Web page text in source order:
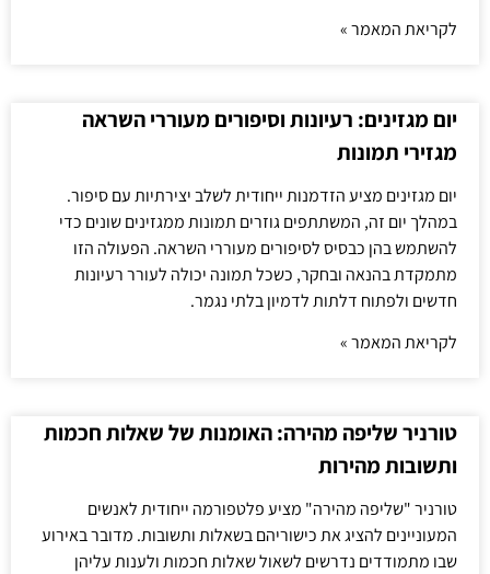
לקריאת המאמר »
יום מגזינים: רעיונות וסיפורים מעוררי השראה
מגזירי תמונות
יום מגזינים מציע הזדמנות ייחודית לשלב יצירתיות עם סיפור.
במהלך יום זה, המשתתפים גוזרים תמונות ממגזינים שונים כדי
להשתמש בהן כבסיס לסיפורים מעוררי השראה. הפעולה הזו
מתמקדת בהנאה ובחקר, כשכל תמונה יכולה לעורר רעיונות
חדשים ולפתוח דלתות לדמיון בלתי נגמר.
לקריאת המאמר »
טורניר שליפה מהירה: האומנות של שאלות חכמות
ותשובות מהירות
טורניר "שליפה מהירה" מציע פלטפורמה ייחודית לאנשים
המעוניינים להציג את כישוריהם בשאלות ותשובות. מדובר באירוע
שבו מתמודדים נדרשים לשאול שאלות חכמות ולענות עליהן